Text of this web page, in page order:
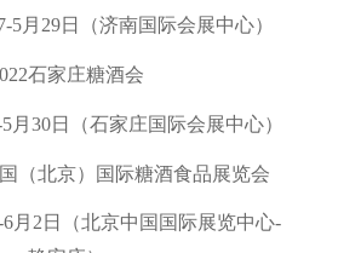
5月 29日（济南国际会展中心）
石家庄糖酒会
月 30日（石家庄国际会展中心）
（北京）国际糖酒食品展览会
6月 2 日（北京中国国际展览中心-